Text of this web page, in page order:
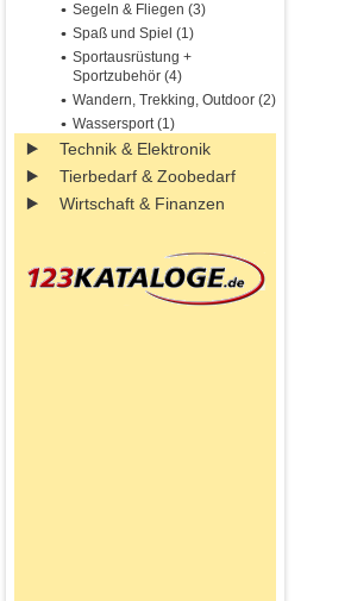
Segeln & Fliegen (3)
Spaß und Spiel (1)
Sportausrüstung +
Sportzubehör (4)
Wandern, Trekking, Outdoor (2)
Wassersport (1)
Technik & Elektronik
Tierbedarf & Zoobedarf
Wirtschaft & Finanzen